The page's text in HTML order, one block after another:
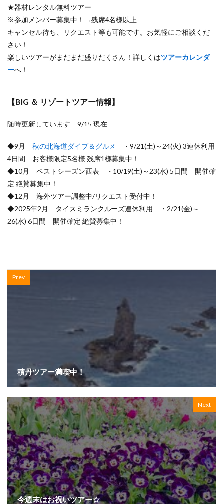
★器材レンタル無料ツアー
※参加メンバー募集中！→残席4名様以上
キャンセル待ち、リクエスト等も可能です。お気軽にご相談くだ
さい！
楽しいツアーがまだまだ盛りだくさん！詳しくはツアーカレンダ
ーへ！
【BIG ＆ リゾートツアー情報】
随時更新しています 9/15 現在
◆9月 秋の北海道ダイブ＆グルメ
・9/21(土)～24(火) 3連休利用
4日間 お客様限定5名様 残席1様募集中！
◆10月 ベストシーズン西表 ・10/19(土)～23(水) 5日間 開催確
定 絶賛募集中！
◆12月 海外ツアー調整中/リクエスト受付中！
◆2025年2月 タイスミランクルーズ連休利用 ・2/21(金)～
26(水) 6日間 開催確定 絶賛募集中！
Prev
積丹ツアー満喫中！
Next
今週末はお祝いツアー☆